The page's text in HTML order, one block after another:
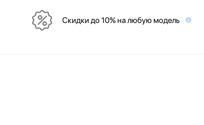
Скидки до 10% на любую модель